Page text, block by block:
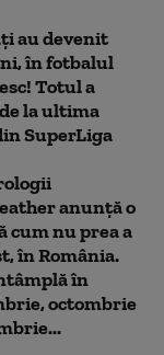
au devenit
în fotbalul
Totul a
la ultima
SuperLiga
anunță o
cum nu prea a
în România.
în
octombrie